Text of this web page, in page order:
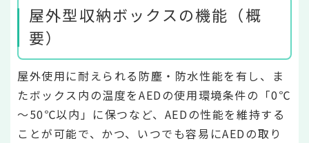
屋外型収納ボックスの機能（概
要）
屋外使用に耐えられる防塵・防水性能を有し、ま
たボックス内の温度をAEDの使用環境条件の「0℃
～50℃以内」に保つなど、AEDの性能を維持する
ことが可能で、かつ、いつでも容易にAEDの取り